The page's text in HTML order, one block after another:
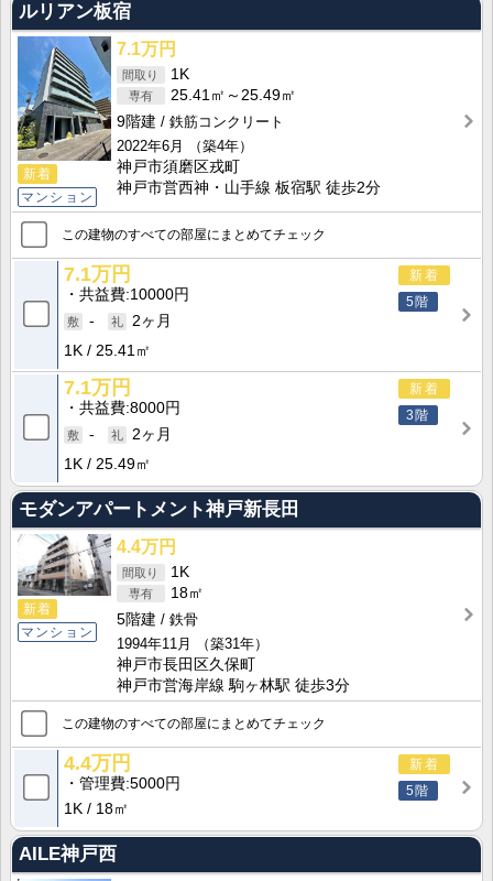
ルリアン板宿
新着
マンション
7.1万円
1K
25.41㎡～25.49㎡
9階建
鉄筋コンクリート
2022年6月
（築4年）
神戸市須磨区戎町
神戸市営西神・山手線 板宿駅 徒歩2分
この建物のすべての部屋にまとめてチェック
新着
5階
7.1万円
共益費 10000円
-
2ヶ月
1K
25.41㎡
新着
3階
7.1万円
共益費 8000円
-
2ヶ月
1K
25.49㎡
モダンアパートメント神戸新長田
新着
マンション
4.4万円
1K
18㎡
5階建
鉄骨
1994年11月
（築31年）
神戸市長田区久保町
神戸市営海岸線 駒ヶ林駅 徒歩3分
この建物のすべての部屋にまとめてチェック
新着
5階
4.4万円
管理費 5000円
1K
18㎡
AILE神戸西